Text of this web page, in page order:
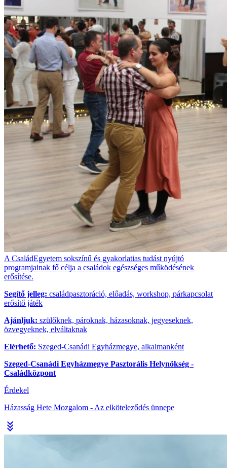
A CsaládEgyetem sokszínű és gyakorlatias tudást nyújtó
programjainak fő célja a családok egészséges működésének
erősítése.
Segítő jelleg: családpasztoráció, előadás, workshop, párkapcsolat
erősítő játék
Ajánljuk: szülőknek, pároknak, házasoknak, jegyeseknek,
özvegyeknek, elváltaknak
Elérhető: Szeged-Csanádi Egyházmegye, alkalmanként
Szeged-Csanádi Egyházmegye Pasztorális Helynökség -
Családközpont
Érdekel
Házasság Hete Mozgalom - Az elköteleződés ünnepe
stat_minus_3